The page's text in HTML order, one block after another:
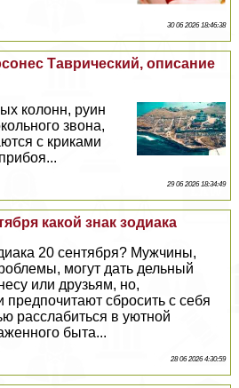
30 06 2026 18:46:38
Таврический, описание
колонн, руин
звона,
с криками
29 06 2026 18:34:49
какой знак зодиака
20 сентября? Мужчины,
могут дать дельный
или друзьям, но,
сбросить с себя
расслабиться в уютной
быта...
28 06 2026 4:30:59